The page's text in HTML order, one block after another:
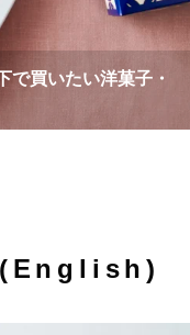
で買いたい洋菓子・